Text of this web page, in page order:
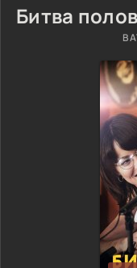
Битва полов